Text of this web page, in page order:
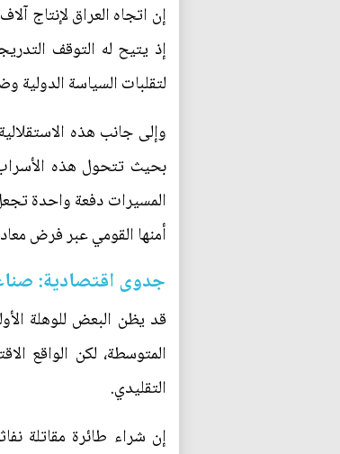
إن اتجاه العراق لإنتاج
إذ يتيح له التوقف
لتقلبات السياسة الدولية
وإلى جانب هذه
بحيث تتحول هذه
المسيرات دفعة واحدة
أمنها القومي عبر فرض
جدوى اقتصادية:
قد يظن البعض للوهلة
المتوسطة، لكن الواقع
التقليدي.
إن شراء طائرة مقاتلة